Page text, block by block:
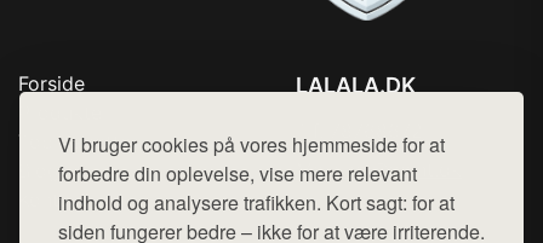
Vi bruger cookies på vores hjemmeside for at
forbedre din oplevelse, vise mere relevant
indhold og analysere trafikken. Kort sagt: for at
siden fungerer bedre – ikke for at være irriterende.
Forside
Top Rabatter
Blog
Kontakt
LALALA.DK
Mail: hej@want.dk
Cookie- og privatlivspolitik